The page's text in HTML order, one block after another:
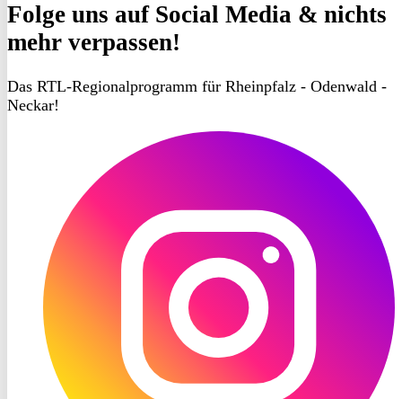
Folge uns auf Social Media & nichts
mehr verpassen!
Das RTL-Regionalprogramm für Rheinpfalz - Odenwald -
Neckar!
Instagram